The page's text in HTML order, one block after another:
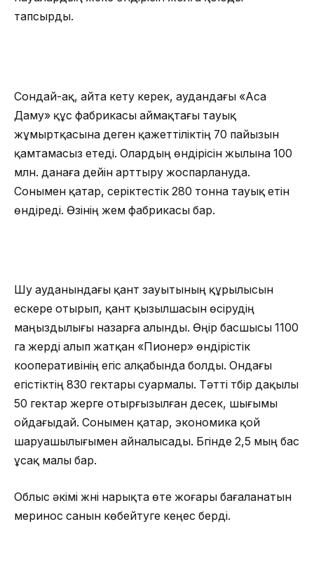
тапсырды.
Сондай-ақ, айта кету керек, аудандағы «Аса
Даму» құс фабрикасы аймақтағы тауық
жұмыртқасына деген қажеттіліктің 70 пайызын
қамтамасыз етеді. Олардың өндірісін жылына 100
млн. данаға дейін арттыру жоспарлануда.
Сонымен қатар, серіктестік 280 тонна тауық етін
өндіреді. Өзінің жем фабрикасы бар.
Шу ауданындағы қант зауытының құрылысын
ескере отырып, қант қызылшасын өсірудің
маңыздылығы назарға алынды. Өңір басшысы 1100
га жерді алып жатқан «Пионер» өндірістік
кооперативінің егіс алқабында болды. Ондағы
егістіктің 830 гектары суармалы. Тәтті түбір дақылы
50 гектар жерге отырғызылған десек, шығымы
ойдағыдай. Сонымен қатар, экономика қой
шаруашылығымен айналысады. Бүгінде 2,5 мың бас
ұсақ малы бар.
Облыс әкімі жүні нарықта өте жоғары бағаланатын
меринос санын көбейтуге кеңес берді.